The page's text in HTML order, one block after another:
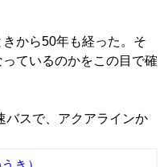
から50年も経った。そ
ているのかをこの目で確
バスで、アクアラインか